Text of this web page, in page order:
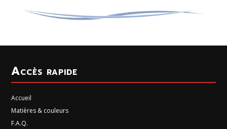
Accès rapide
Accueil
Matières & couleurs
F.A.Q.